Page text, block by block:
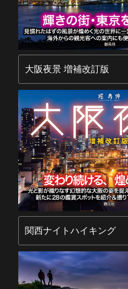
大阪夜景 増補改訂版
関西ナイトハイキング